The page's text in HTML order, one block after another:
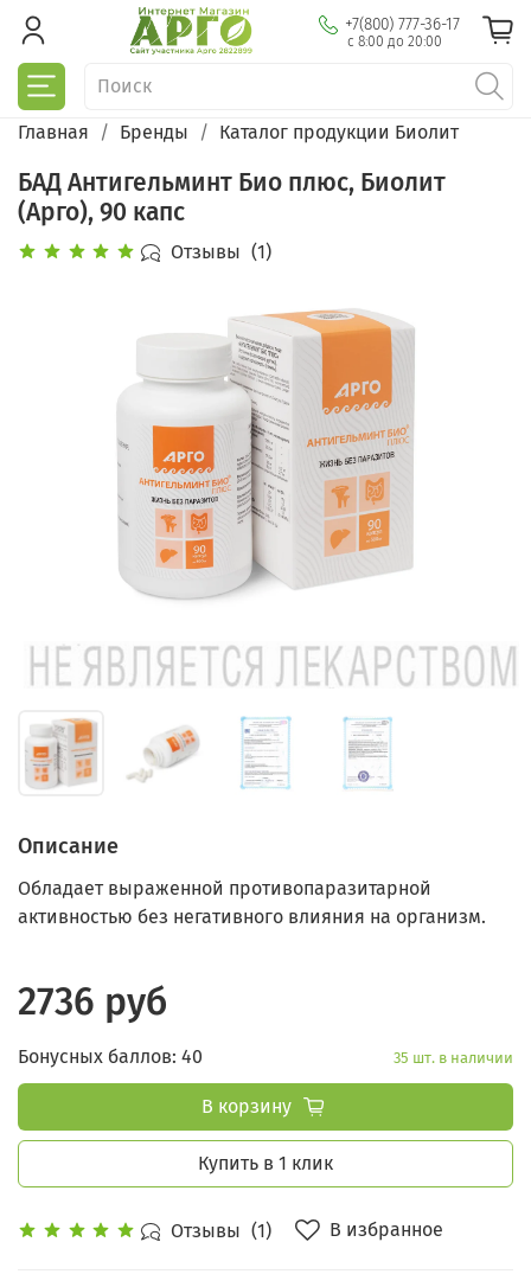
+7(800) 777-36-17
с 8:00 до 20:00
Главная Бренды Каталог продукции Биолит
БАД Антигельминт Био плюс, Биолит
(Арго), 90 капс
Отзывы (1)
Отзывы (1) В избранное
Описание
Обладает выраженной противопаразитарной
активностью без негативного влияния на организм.
2736 руб
Бонусных баллов: 40 35 шт. в наличии
В корзину
Купить в 1 клик